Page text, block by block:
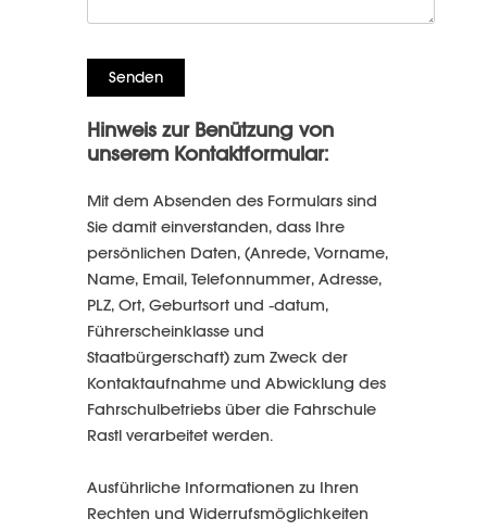
Hinweis zur Benützung von
unserem Kontaktformular:
Mit dem Absenden des Formulars sind
Sie damit einverstanden, dass Ihre
persönlichen Daten, (Anrede, Vorname,
Name, Email, Telefonnummer, Adresse,
PLZ, Ort, Geburtsort und -datum,
Führerscheinklasse und
Staatbürgerschaft) zum Zweck der
Kontaktaufnahme und Abwicklung des
Fahrschulbetriebs über die Fahrschule
Rastl verarbeitet werden.
Ausführliche Informationen zu Ihren
Rechten und Widerrufsmöglichkeiten